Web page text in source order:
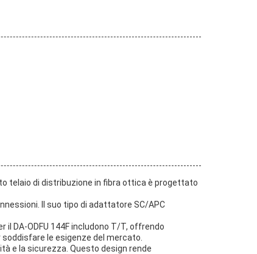
telaio di distribuzione in fibra ottica è progettato
Il suo tipo di adattatore SC/APC
DA-ODFU 144F includono T/T, offrendo
le esigenze del mercato.
e la sicurezza. Questo design rende